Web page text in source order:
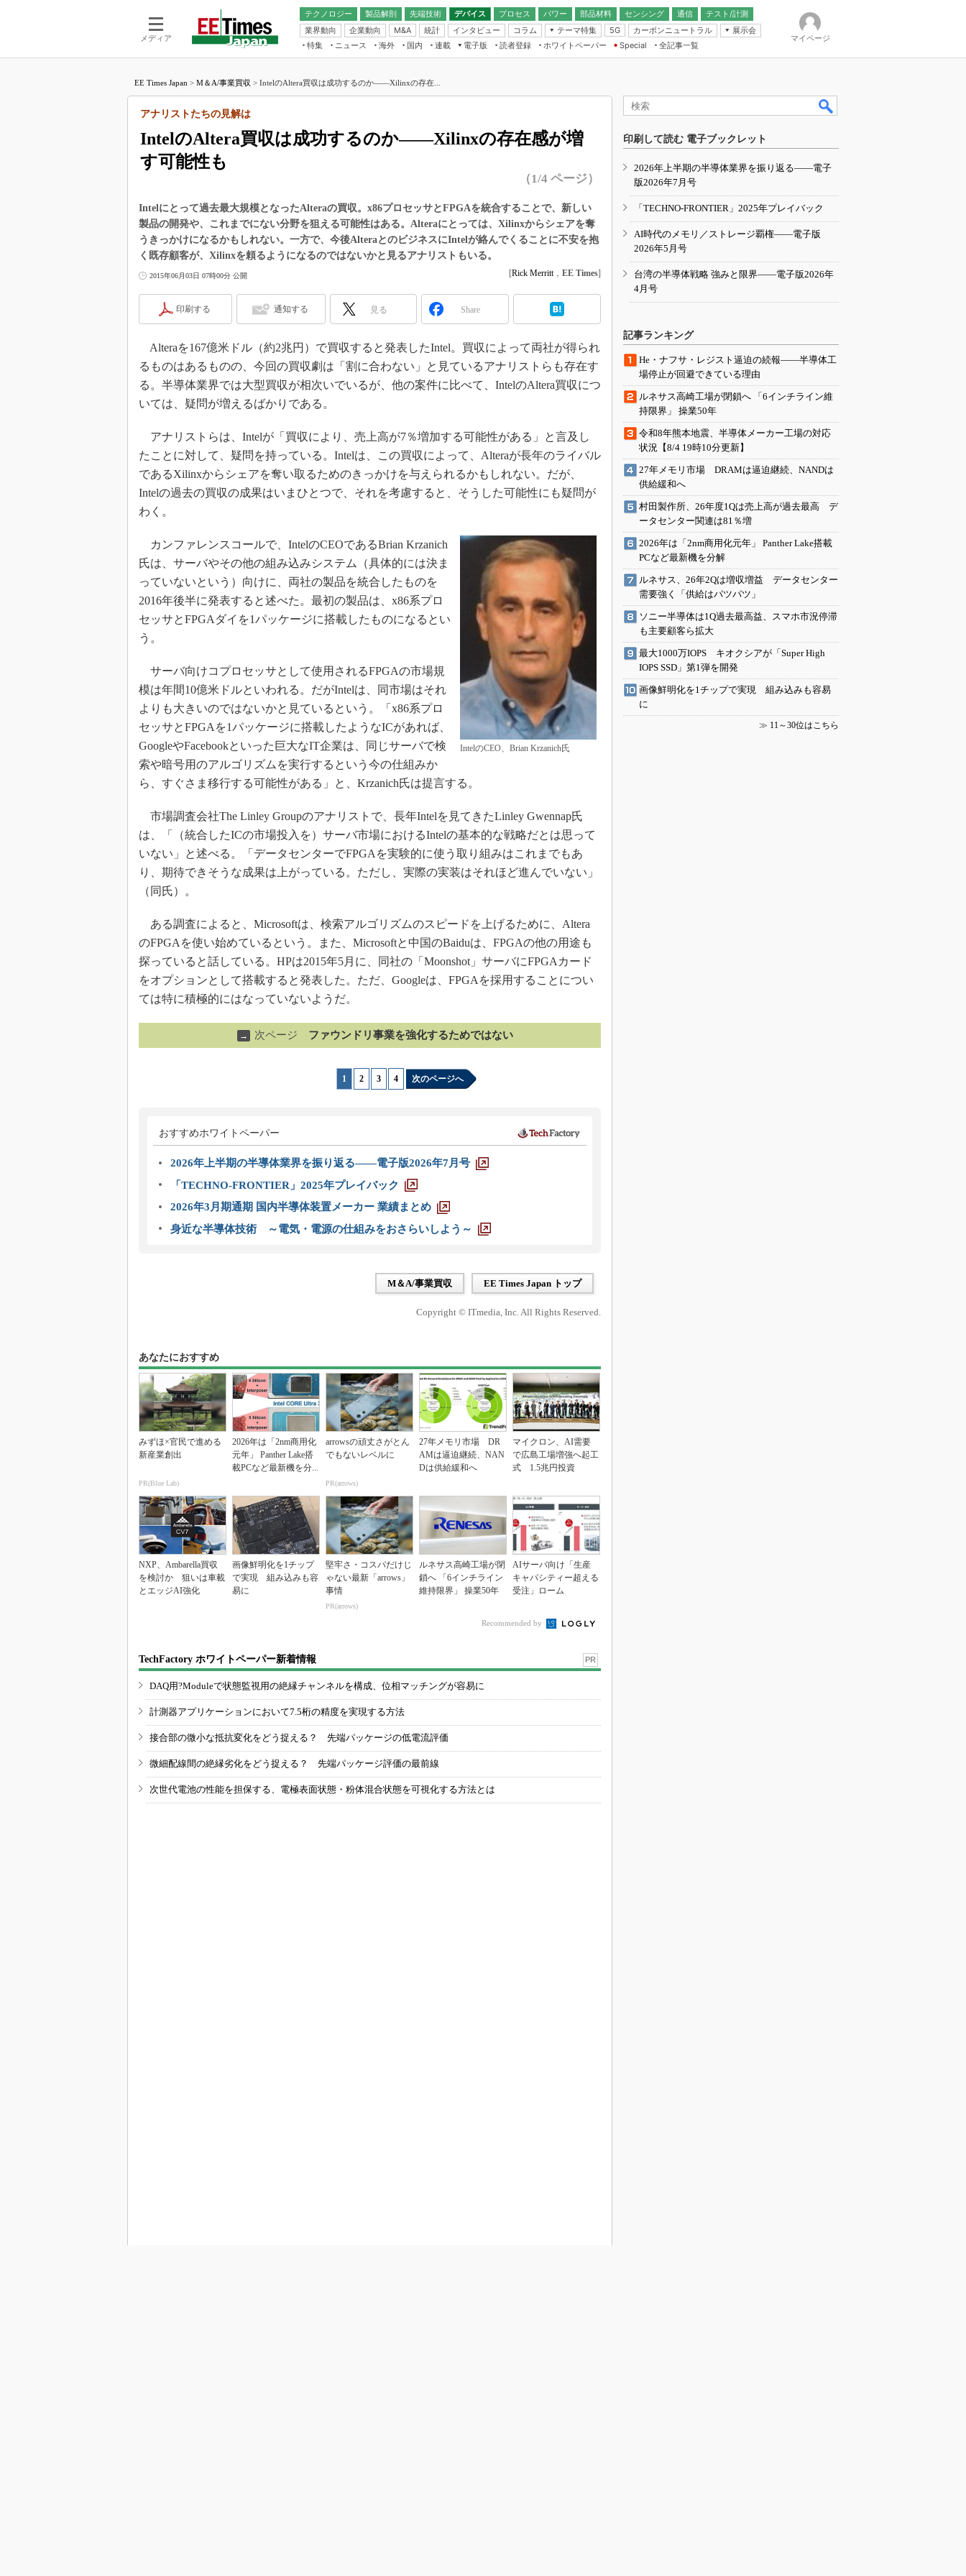
メディア
テクノロジー 製品解剖
先端技術
電池／エネルギー
デバイス
アナログ
マイコン
プロセス パワー 部品材料 センシング
通信
無線
テスト/計測
業界動向
企業動向 M&A 統計 インタビュー コラム
テーマ特集
フィジカルAI
読者調査（EE Times Research）
電源設計（EDN Japan）
エレクトロニクス入門（EDN
Japan）
5G カーボンニュートラル
展示会
IoT・エッジコンピューティング
EXPO
TECHNO-FRONTIER
人とくるま展
特集 ニュース 海外 国内
連載
福田昭のデバイス通信
大山聡の業界スコープ
大原雄介のエレ・組み込みプレイバ
世界を「数字」で回してみよう
踊るバズワード ～Behind the
Buzzword
製品分解で探るアジアの新トレンド
光伝送技術を知る
“異端児エンジニア”が仕掛けた社内
改革、執念の180日
イノベーションは日本を救うのか
JASA発IoT通信
「英語に愛されないエンジニア」の
ための新行動論
電子版
電子ブックレット
読者登録 ホワイトペーパー
Special
全記事一覧
マイページ
EE Times Japan > M＆A/事業買収 > IntelのAltera買収は成功するのか――Xilinxの存在...
IntelのAltera買収は成功するのか――Xilinxの存在感が増
す可能性も
アナリストたちの見解は
（1/4 ページ）
Intelにとって過去最大規模となったAlteraの買収。x86プロセッサとFPGAを統合することで、新しい
製品の開発や、これまでにない分野を狙える可能性はある。Alteraにとっては、Xilinxからシェアを奪
うきっかけになるかもしれない。一方で、今後AlteraとのビジネスにIntelが絡んでくることに不安を抱
く既存顧客が、Xilinxを頼るようになるのではないかと見るアナリストもいる。
2015年06月03日 07時00分 公開 [Rick Merritt， EE Times]
印刷する 通知する 見る Share
Alteraを167億米ドル（約2兆円）で買収すると発表したIntel。買収によって両社が得られ
るものはあるものの、今回の買収劇は「割に合わない」と見ているアナリストらも存在す
る。半導体業界では大型買収が相次いでいるが、他の案件に比べて、IntelのAltera買収につ
いては、疑問が増えるばかりである。
アナリストらは、Intelが「買収により、売上高が7％増加する可能性がある」と言及し
たことに対して、疑問を持っている。Intelは、この買収によって、Alteraが長年のライバル
であるXilinxからシェアを奪い取るためのきっかけを与えられるかもしれない。だが、
Intelの過去の買収の成果はいまひとつで、それを考慮すると、そうした可能性にも疑問が
わく。
IntelのCEO、Brian Krzanich氏
カンファレンスコールで、IntelのCEOであるBrian Krzanich
氏は、サーバやその他の組み込みシステム（具体的には決ま
っていないという）向けに、両社の製品を統合したものを
2016年後半に発表すると述べた。最初の製品は、x86系プロ
セッサとFPGAダイを1パッケージに搭載したものになるとい
う。
サーバ向けコプロセッサとして使用されるFPGAの市場規
模は年間10億米ドルといわれる。だがIntelは、同市場はそれ
よりも大きいのではないかと見ているという。「x86系プロ
セッサとFPGAを1パッケージに搭載したようなICがあれば、
GoogleやFacebookといった巨大なIT企業は、同じサーバで検
索や暗号用のアルゴリズムを実行するという今の仕組みか
ら、すぐさま移行する可能性がある」と、Krzanich氏は提言する。
市場調査会社The Linley Groupのアナリストで、長年Intelを見てきたLinley Gwennap氏
は、「（統合したICの市場投入を）サーバ市場におけるIntelの基本的な戦略だとは思って
いない」と述べる。「データセンターでFPGAを実験的に使う取り組みはこれまでもあ
り、期待できそうな成果は上がっている。ただし、実際の実装はそれほど進んでいない」
（同氏）。
ある調査によると、Microsoftは、検索アルゴリズムのスピードを上げるために、Altera
のFPGAを使い始めているという。また、Microsoftと中国のBaiduは、FPGAの他の用途も
探っていると話している。HPは2015年5月に、同社の「Moonshot」サーバにFPGAカード
をオプションとして搭載すると発表した。ただ、Googleは、FPGAを採用することについ
ては特に積極的にはなっていないようだ。
→ 次ページ ファウンドリ事業を強化するためではない
1 2 3 4 次のページへ
おすすめホワイトペーパー
2026年上半期の半導体業界を振り返る――電子版2026年7月号
「TECHNO-FRONTIER」2025年プレイバック
2026年3月期通期 国内半導体装置メーカー 業績まとめ
身近な半導体技術 ～電気・電源の仕組みをおさらいしよう～
M＆A/事業買収 EE Times Japan トップ
Copyright © ITmedia, Inc. All Rights Reserved.
あなたにおすすめ
みずほ×官民で進める
新産業創出
PR(Blue Lab)
2026年は「2nm商用化
元年」 Panther Lake搭
載PCなど最新機を分...
arrowsの頑丈さがとん
でもないレベルに
PR(arrows)
27年メモリ市場 DR
AMは逼迫継続、NAN
Dは供給緩和へ
マイクロン、AI需要
で広島工場増強へ起工
式 1.5兆円投資
NXP、Ambarella買収
を検討か 狙いは車載
とエッジAI強化
画像鮮明化を1チップ
で実現 組み込みも容
易に
堅牢さ・コスパだけじ
ゃない最新「arrows」
事情
PR(arrows)
ルネサス高崎工場が閉
鎖へ 「6インチライン
維持限界」 操業50年
AIサーバ向け「生産
キャパシティー超える
受注」ローム
Recommended by
TechFactory ホワイトペーパー新着情報 PR
DAQ用?Moduleで状態監視用の絶縁チャンネルを構成、位相マッチングが容易に
計測器アプリケーションにおいて7.5桁の精度を実現する方法
接合部の微小な抵抗変化をどう捉える？ 先端パッケージの低電流評価
微細配線間の絶縁劣化をどう捉える？ 先端パッケージ評価の最前線
次世代電池の性能を担保する、電極表面状態・粉体混合状態を可視化する方法とは
印刷して読む 電子ブックレット
2026年上半期の半導体業界を振り返る――電子
版2026年7月号
「TECHNO-FRONTIER」2025年プレイバック
AI時代のメモリ／ストレージ覇権――電子版
2026年5月号
台湾の半導体戦略 強みと限界――電子版2026年
4月号
記事ランキング
He・ナフサ・レジスト逼迫の続報――半導体工
場停止が回避できている理由
ルネサス高崎工場が閉鎖へ 「6インチライン維
持限界」 操業50年
令和8年熊本地震、半導体メーカー工場の対応
状況【8/4 19時10分更新】
27年メモリ市場 DRAMは逼迫継続、NANDは
供給緩和へ
村田製作所、26年度1Qは売上高が過去最高 デ
ータセンター関連は81％増
2026年は「2nm商用化元年」 Panther Lake搭載
PCなど最新機を分解
ルネサス、26年2Qは増収増益 データセンター
需要強く「供給はパツパツ」
ソニー半導体は1Q過去最高益、スマホ市況停滞
も主要顧客ら拡大
最大1000万IOPS キオクシアが「Super High
IOPS SSD」第1弾を開発
画像鮮明化を1チップで実現 組み込みも容易
に
≫ 11～30位はこちら